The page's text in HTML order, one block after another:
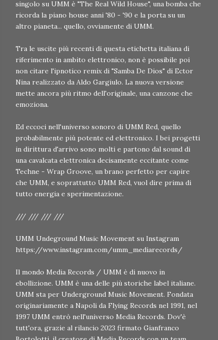
singolo su UMM è "The Real Wild House", una bomba che
ricorda la piano house anni '80 - '90 e la porta su un
altro pianeta... quello, ovviamente di UMM.
Tra le uscite più recenti di questa etichetta italiana di
riferimento in ambito elettronico, non è possibile poi
non citare l'ipnotico remix di "Samba De Dios" di Ector
Nina realizzato da Aldo Gargiulo. La nuova versione
mette ancora più ritmo dell'originale, una canzone che
emoziona.
Ed eccoci nell'universo sonoro di UMM Red, quello
probabilmente più potente ed elettronico. I bei progetti
in dirittura d'arrivo sono molti e partono dal sound di
una cavalcata elettronica decisamente eccitante come
Techne - Wrap Groove, un brano perfetto per capire
che UMM, e soprattutto UMM Red, vuol dire prima di
tutto energia e sperimentazione.
/// /// /// ///
UMM Undeground Music Movement su Instagram
https://www.instagram.com/umm_mediarecords/
Il mondo Media Records / UMM è di nuovo in
ebollizione. UMM è una delle più storiche label italiane.
UMM sta per Underground Music Movement. Fondata
originariamente a Napoli da Flying Records nel 1991, nel
1997 UMM entrò nell'universo Media Records. Dov'è
tutt'ora, grazie al rilancio 2023 firmato Gianfranco